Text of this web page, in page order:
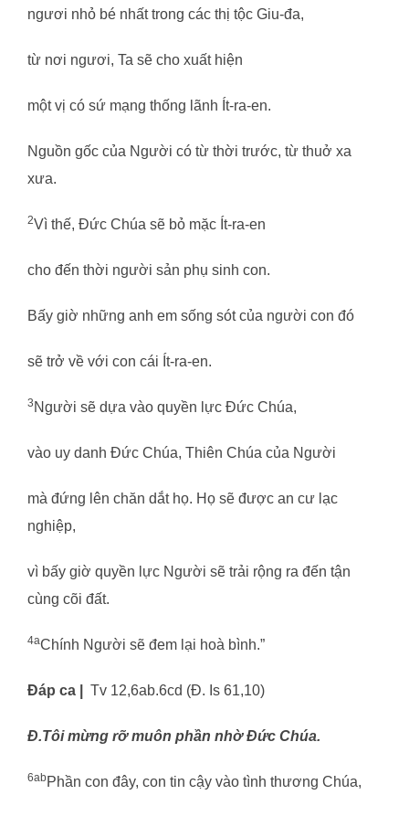
ngươi nhỏ bé nhất trong các thị tộc Giu-đa,
từ nơi ngươi, Ta sẽ cho xuất hiện
một vị có sứ mạng thống lãnh Ít-ra-en.
Nguồn gốc của Người có từ thời trước, từ thuở xa
xưa.
2Vì thế, Đức Chúa sẽ bỏ mặc Ít-ra-en
cho đến thời người sản phụ sinh con.
Bấy giờ những anh em sống sót của người con đó
sẽ trở về với con cái Ít-ra-en.
3 Người sẽ dựa vào quyền lực Đức Chúa,
vào uy danh Đức Chúa, Thiên Chúa của Người
mà đứng lên chăn dắt họ. Họ sẽ được an cư lạc
nghiệp,
vì bấy giờ quyền lực Người sẽ trải rộng ra đến tận
cùng cõi đất.
4aChính Người sẽ đem lại hoà bình.”
Đáp ca | Tv 12,6ab.6cd (Đ. Is 61,10)
Đ.Tôi mừng rỡ muôn phần nhờ Đức Chúa.
6abPhần con đây, con tin cậy vào tình thương Chúa,